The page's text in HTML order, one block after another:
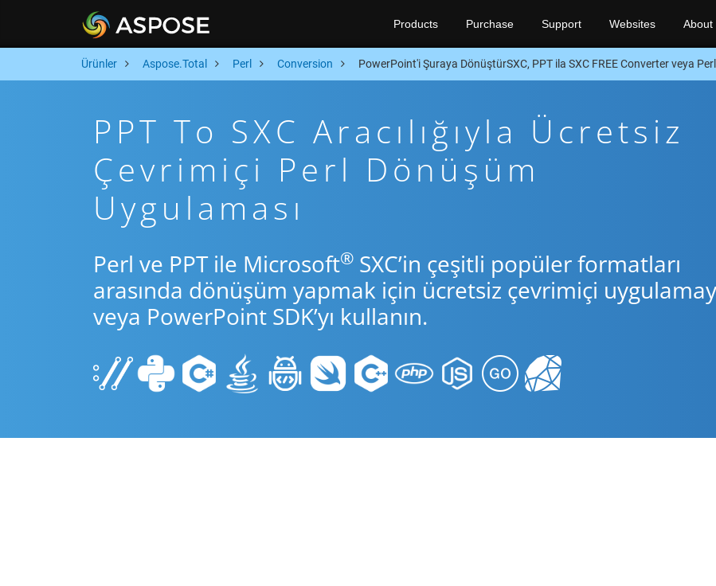
Products Purchase Support Websites About
Ürünler Aspose.Total Perl Conversion PowerPoint'i Şuraya DönüştürSXC, PPT ila SXC FREE Converter veya
PPT To SXC Aracılığıyla Ücretsiz
Çevrimiçi Perl Dönüşüm
Uygulaması
Perl ve PPT ile Microsoft® SXC’in çeşitli popüler formatları
arasında dönüşüm yapmak için ücretsiz çevrimiçi
veya PowerPoint SDK’yı kullanın.